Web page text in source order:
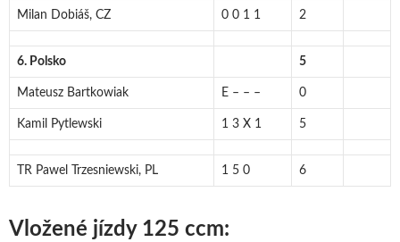
Milan Dobiáš, CZ 0 0 1 1 2
6. Polsko 5
Mateusz Bartkowiak E – – – 0
Kamil Pytlewski 1 3 X 1 5
TR Pawel Trzesniewski, PL 1 5 0 6
Vložené jízdy 125 ccm: